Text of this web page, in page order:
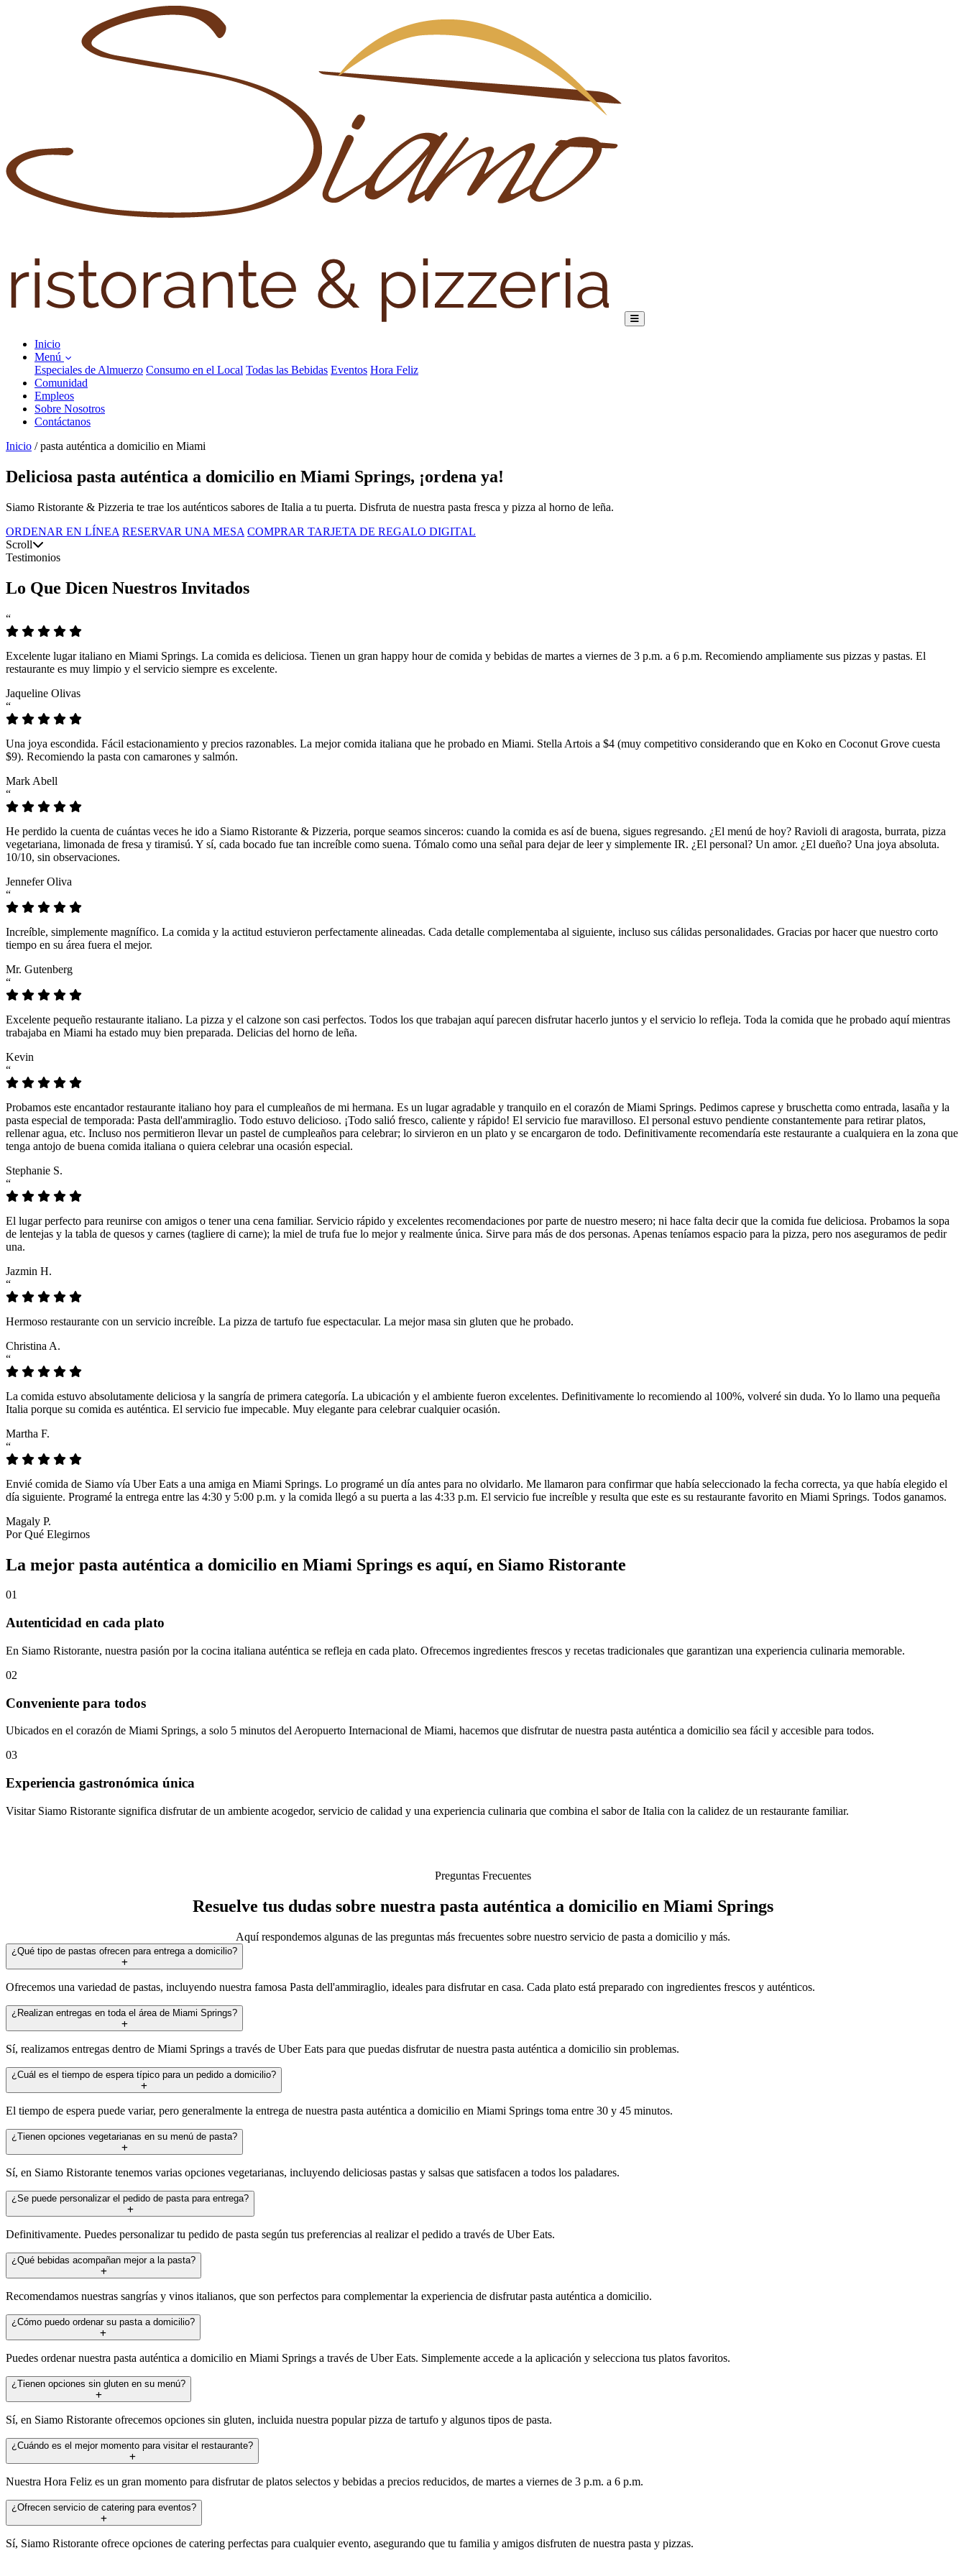
Inicio
Menú
Especiales de Almuerzo Consumo en el Local Todas las Bebidas Eventos Hora Feliz
Comunidad
Empleos
Sobre Nosotros
Contáctanos
Inicio / pasta auténtica a domicilio en Miami
Deliciosa pasta auténtica a domicilio en Miami Springs, ¡ordena ya!
Siamo Ristorante & Pizzeria te trae los auténticos sabores de Italia a tu puerta. Disfruta de nuestra pasta fresca y pizza al horno de leña.
ORDENAR EN LÍNEA RESERVAR UNA MESA COMPRAR TARJETA DE REGALO DIGITAL
Scroll
Testimonios
Lo Que Dicen Nuestros Invitados
“
Excelente lugar italiano en Miami Springs. La comida es deliciosa. Tienen un gran happy hour de comida y bebidas de martes a viernes de 3 p.m. a 6 p.m. Recomiendo ampliamente sus pizzas y pastas. El
restaurante es muy limpio y el servicio siempre es excelente.
Jaqueline Olivas
“
Una joya escondida. Fácil estacionamiento y precios razonables. La mejor comida italiana que he probado en Miami. Stella Artois a $4 (muy competitivo considerando que en Koko en Coconut Grove cuesta
$9). Recomiendo la pasta con camarones y salmón.
Mark Abell
“
He perdido la cuenta de cuántas veces he ido a Siamo Ristorante & Pizzeria, porque seamos sinceros: cuando la comida es así de buena, sigues regresando. ¿El menú de hoy? Ravioli di aragosta, burrata, pizza
vegetariana, limonada de fresa y tiramisú. Y sí, cada bocado fue tan increíble como suena. Tómalo como una señal para dejar de leer y simplemente IR. ¿El personal? Un amor. ¿El dueño? Una joya absoluta.
10/10, sin observaciones.
Jennefer Oliva
“
Increíble, simplemente magnífico. La comida y la actitud estuvieron perfectamente alineadas. Cada detalle complementaba al siguiente, incluso sus cálidas personalidades. Gracias por hacer que nuestro corto
tiempo en su área fuera el mejor.
Mr. Gutenberg
“
Excelente pequeño restaurante italiano. La pizza y el calzone son casi perfectos. Todos los que trabajan aquí parecen disfrutar hacerlo juntos y el servicio lo refleja. Toda la comida que he probado aquí mientras
trabajaba en Miami ha estado muy bien preparada. Delicias del horno de leña.
Kevin
“
Probamos este encantador restaurante italiano hoy para el cumpleaños de mi hermana. Es un lugar agradable y tranquilo en el corazón de Miami Springs. Pedimos caprese y bruschetta como entrada, lasaña y la
pasta especial de temporada: Pasta dell'ammiraglio. Todo estuvo delicioso. ¡Todo salió fresco, caliente y rápido! El servicio fue maravilloso. El personal estuvo pendiente constantemente para retirar platos,
rellenar agua, etc. Incluso nos permitieron llevar un pastel de cumpleaños para celebrar; lo sirvieron en un plato y se encargaron de todo. Definitivamente recomendaría este restaurante a cualquiera en la zona que
tenga antojo de buena comida italiana o quiera celebrar una ocasión especial.
Stephanie S.
“
El lugar perfecto para reunirse con amigos o tener una cena familiar. Servicio rápido y excelentes recomendaciones por parte de nuestro mesero; ni hace falta decir que la comida fue deliciosa. Probamos la sopa
de lentejas y la tabla de quesos y carnes (tagliere di carne); la miel de trufa fue lo mejor y realmente única. Sirve para más de dos personas. Apenas teníamos espacio para la pizza, pero nos aseguramos de pedir
una.
Jazmin H.
“
Hermoso restaurante con un servicio increíble. La pizza de tartufo fue espectacular. La mejor masa sin gluten que he probado.
Christina A.
“
La comida estuvo absolutamente deliciosa y la sangría de primera categoría. La ubicación y el ambiente fueron excelentes. Definitivamente lo recomiendo al 100%, volveré sin duda. Yo lo llamo una pequeña
Italia porque su comida es auténtica. El servicio fue impecable. Muy elegante para celebrar cualquier ocasión.
Martha F.
“
Envié comida de Siamo vía Uber Eats a una amiga en Miami Springs. Lo programé un día antes para no olvidarlo. Me llamaron para confirmar que había seleccionado la fecha correcta, ya que había elegido el
día siguiente. Programé la entrega entre las 4:30 y 5:00 p.m. y la comida llegó a su puerta a las 4:33 p.m. El servicio fue increíble y resulta que este es su restaurante favorito en Miami Springs. Todos ganamos.
Magaly P.
Por Qué Elegirnos
La mejor pasta auténtica a domicilio en Miami Springs es aquí, en Siamo Ristorante
01
Autenticidad en cada plato
En Siamo Ristorante, nuestra pasión por la cocina italiana auténtica se refleja en cada plato. Ofrecemos ingredientes frescos y recetas tradicionales que garantizan una experiencia culinaria memorable.
02
Conveniente para todos
Ubicados en el corazón de Miami Springs, a solo 5 minutos del Aeropuerto Internacional de Miami, hacemos que disfrutar de nuestra pasta auténtica a domicilio sea fácil y accesible para todos.
03
Experiencia gastronómica única
Visitar Siamo Ristorante significa disfrutar de un ambiente acogedor, servicio de calidad y una experiencia culinaria que combina el sabor de Italia con la calidez de un restaurante familiar.
Preguntas Frecuentes
Resuelve tus dudas sobre nuestra pasta auténtica a domicilio en Miami Springs
Aquí respondemos algunas de las preguntas más frecuentes sobre nuestro servicio de pasta a domicilio y más.
¿Qué tipo de pastas ofrecen para entrega a domicilio?
Ofrecemos una variedad de pastas, incluyendo nuestra famosa Pasta dell'ammiraglio, ideales para disfrutar en casa. Cada plato está preparado con ingredientes frescos y auténticos.
¿Realizan entregas en toda el área de Miami Springs?
Sí, realizamos entregas dentro de Miami Springs a través de Uber Eats para que puedas disfrutar de nuestra pasta auténtica a domicilio sin problemas.
¿Cuál es el tiempo de espera típico para un pedido a domicilio?
El tiempo de espera puede variar, pero generalmente la entrega de nuestra pasta auténtica a domicilio en Miami Springs toma entre 30 y 45 minutos.
¿Tienen opciones vegetarianas en su menú de pasta?
Sí, en Siamo Ristorante tenemos varias opciones vegetarianas, incluyendo deliciosas pastas y salsas que satisfacen a todos los paladares.
¿Se puede personalizar el pedido de pasta para entrega?
Definitivamente. Puedes personalizar tu pedido de pasta según tus preferencias al realizar el pedido a través de Uber Eats.
¿Qué bebidas acompañan mejor a la pasta?
Recomendamos nuestras sangrías y vinos italianos, que son perfectos para complementar la experiencia de disfrutar pasta auténtica a domicilio.
¿Cómo puedo ordenar su pasta a domicilio?
Puedes ordenar nuestra pasta auténtica a domicilio en Miami Springs a través de Uber Eats. Simplemente accede a la aplicación y selecciona tus platos favoritos.
¿Tienen opciones sin gluten en su menú?
Sí, en Siamo Ristorante ofrecemos opciones sin gluten, incluida nuestra popular pizza de tartufo y algunos tipos de pasta.
¿Cuándo es el mejor momento para visitar el restaurante?
Nuestra Hora Feliz es un gran momento para disfrutar de platos selectos y bebidas a precios reducidos, de martes a viernes de 3 p.m. a 6 p.m.
¿Ofrecen servicio de catering para eventos?
Sí, Siamo Ristorante ofrece opciones de catering perfectas para cualquier evento, asegurando que tu familia y amigos disfruten de nuestra pasta y pizzas.